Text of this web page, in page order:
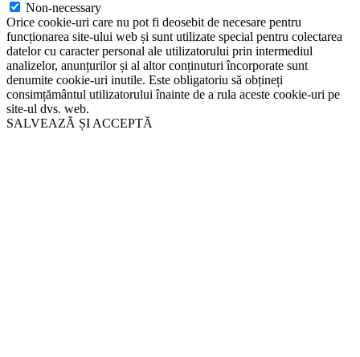
Non-necessary
Orice cookie-uri care nu pot fi deosebit de necesare pentru
funcționarea site-ului web și sunt utilizate special pentru colectarea
datelor cu caracter personal ale utilizatorului prin intermediul
analizelor, anunțurilor și al altor conținuturi încorporate sunt
denumite cookie-uri inutile. Este obligatoriu să obțineți
consimțământul utilizatorului înainte de a rula aceste cookie-uri pe
site-ul dvs. web.
SALVEAZĂ ȘI ACCEPTĂ